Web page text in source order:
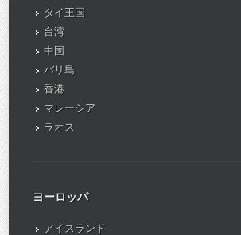
タイ王国
台湾
中国
バリ島
香港
マレーシア
ラオス
ヨーロッパ
アイスランド